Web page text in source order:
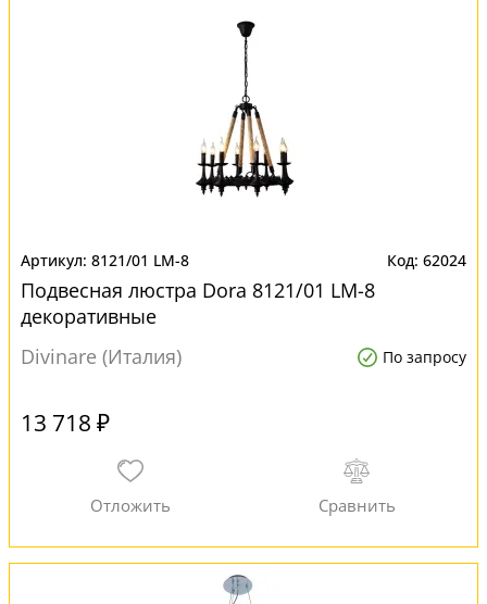
8121/01 LM-8 62024
Подвесная люстра Dora 8121/01 LM-8
декоративные
Divinare (Италия)
По запросу
13 718 ₽